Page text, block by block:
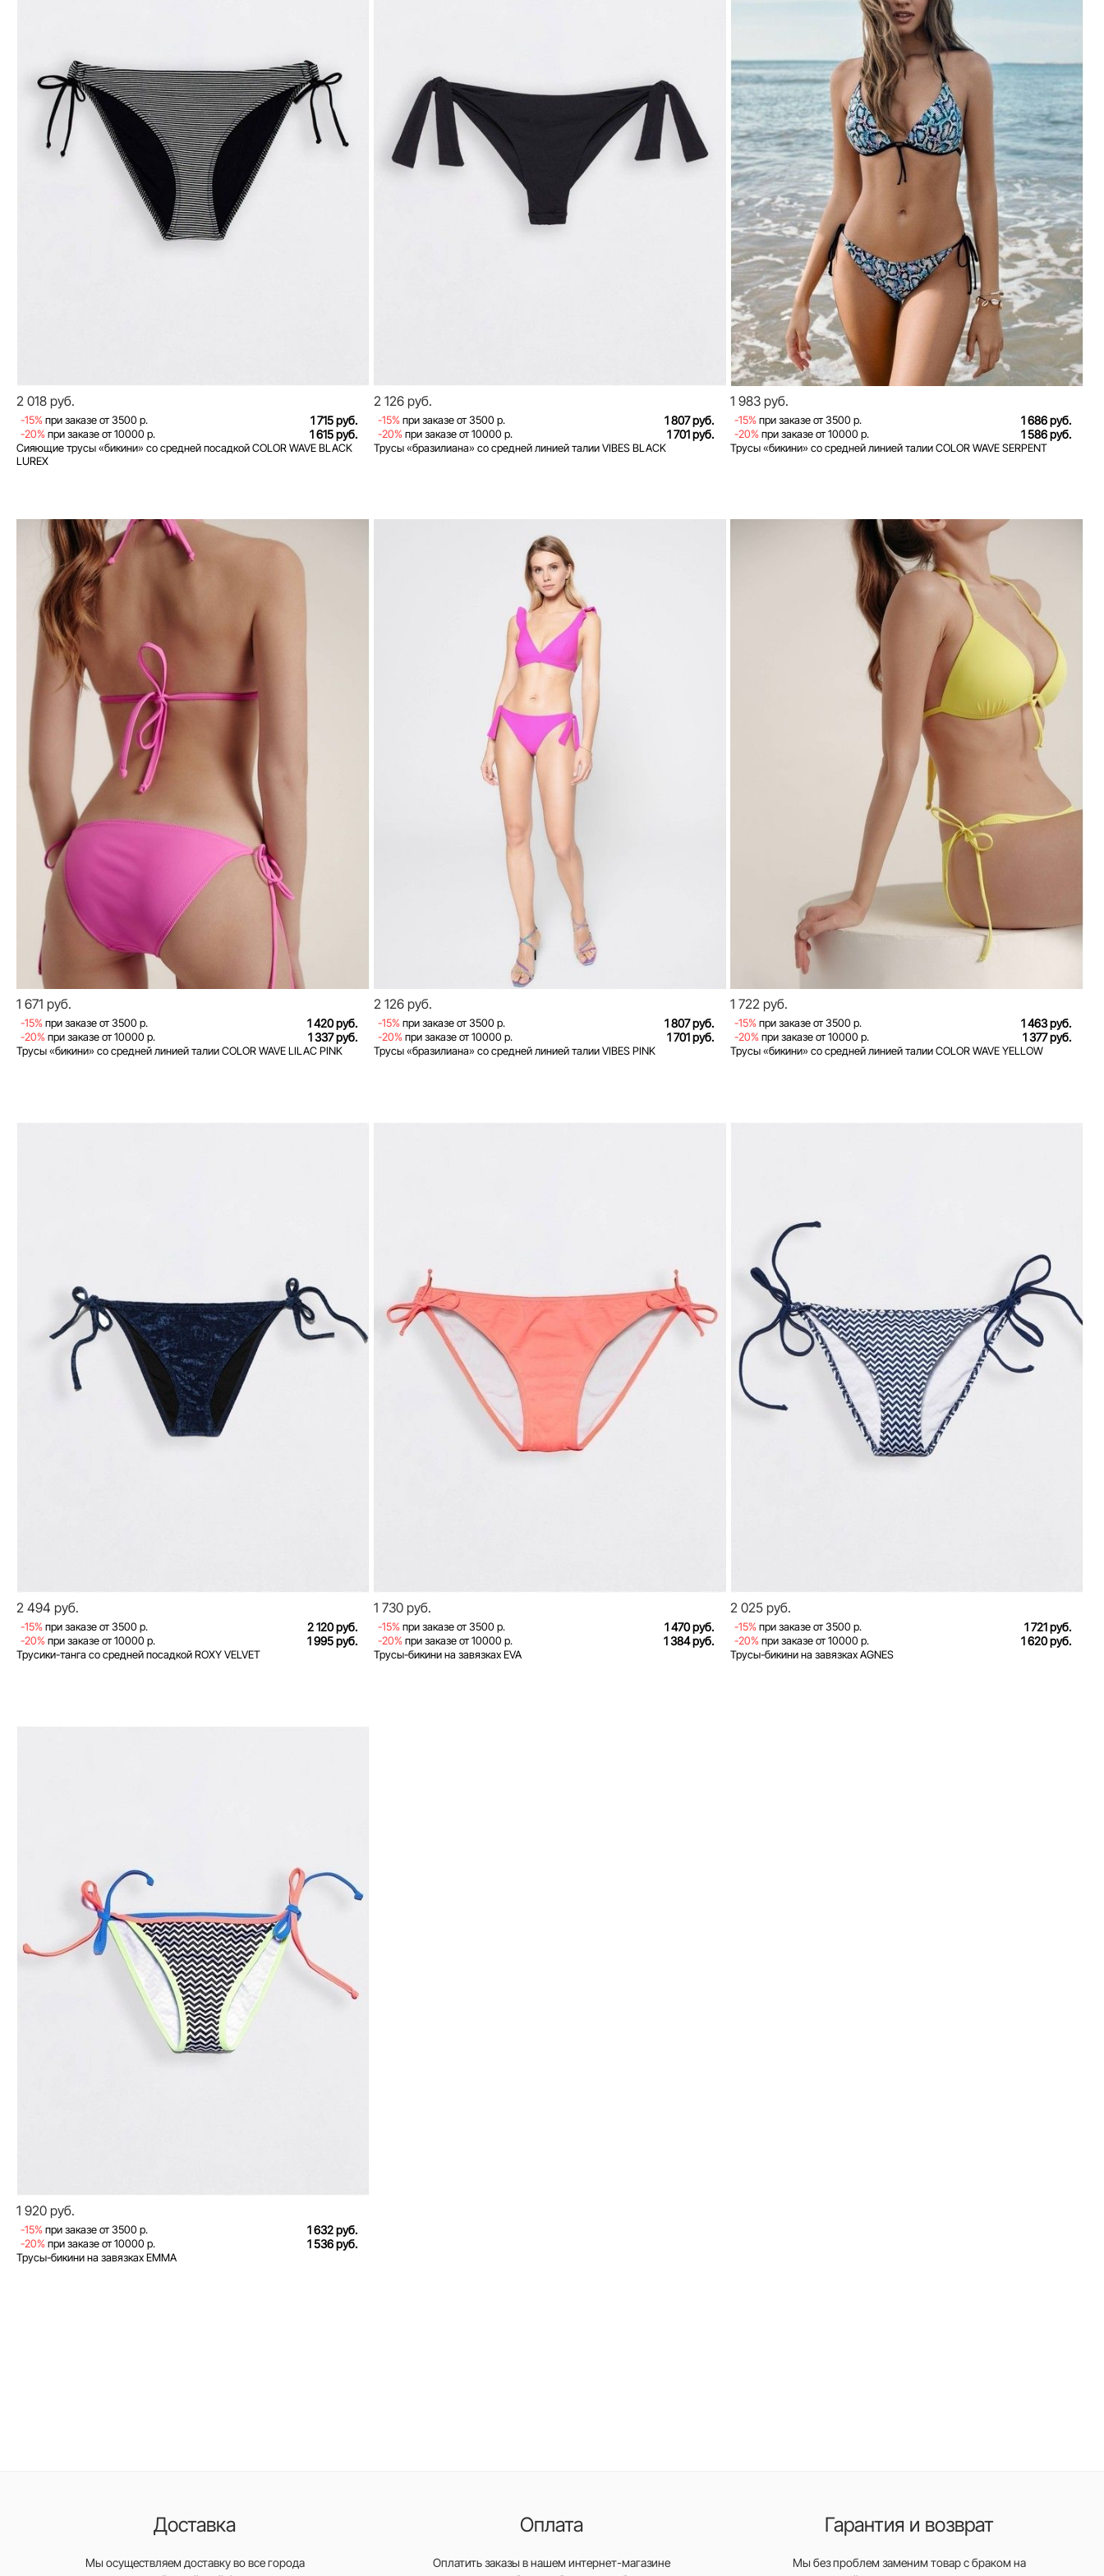
2 018 руб.
-15% при заказе от 3500 р. 1 715 руб.
-20% при заказе от 10000 р. 1 615 руб.
Сияющие трусы «бикини» со средней посадкой COLOR WAVE BLACK
LUREX
2 126 руб.
-15% при заказе от 3500 р. 1 807 руб.
-20% при заказе от 10000 р. 1 701 руб.
Трусы «бразилиана» со средней линией талии VIBES BLACK
1 983 руб.
-15%при заказе от 3500 р. 1 686 руб.
-20%при заказе от 10000 р. 1 586 руб.
Трусы «бикини» со средней линией талии COLOR WAVE SERPENT
1 671 руб.
-15% при заказе от 3500 р. 1 420 руб.
-20% при заказе от 10000 р. 1 337 руб.
Трусы «бикини» со средней линией талии COLOR WAVE LILAC PINK
2 126 руб.
-15% при заказе от 3500 р. 1 807 руб.
-20% при заказе от 10000 р. 1 701 руб.
Трусы «бразилиана» со средней линией талии VIBES PINK
1 722 руб.
-15%при заказе от 3500 р. 1 463 руб.
-20%при заказе от 10000 р. 1 377 руб.
Трусы «бикини» со средней линией талии COLOR WAVE YELLOW
2 494 руб.
-15% при заказе от 3500 р. 2 120 руб.
-20% при заказе от 10000 р. 1 995 руб.
Трусики-танга со средней посадкой ROXY VELVET
1 730 руб.
-15% при заказе от 3500 р. 1 470 руб.
-20% при заказе от 10000 р. 1 384 руб.
Трусы-бикини на завязках EVA
2 025 руб.
-15%при заказе от 3500 р. 1 721 руб.
-20%при заказе от 10000 р. 1 620 руб.
Трусы-бикини на завязках AGNES
1 920 руб.
-15% при заказе от 3500 р. 1 632 руб.
-20% при заказе от 10000 р. 1 536 руб.
Трусы-бикини на завязках EMMA
Доставка
Мы осуществляем доставку во все города
Оплата
Оплатить заказы в нашем интернет-магазине
Гарантия и возврат
Мы без проблем заменим товар с браком на